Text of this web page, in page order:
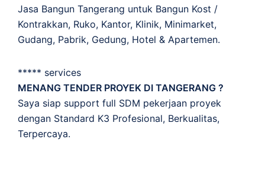
Jasa Bangun Tangerang untuk Bangun Kost /
Kontrakkan, Ruko, Kantor, Klinik, Minimarket,
Gudang, Pabrik, Gedung, Hotel & Apartemen.
***** services
MENANG TENDER PROYEK DI TANGERANG ?
Saya siap support full SDM pekerjaan proyek
dengan Standard K3 Profesional, Berkualitas,
Terpercaya.